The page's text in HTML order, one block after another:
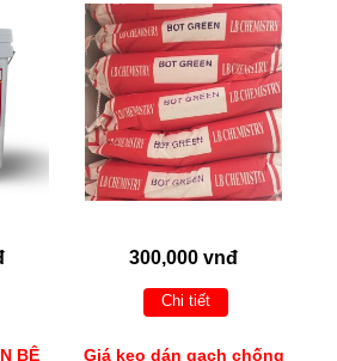
300,000 vnđ
Chi tiết
BÊ
Giá keo dán gạch chống